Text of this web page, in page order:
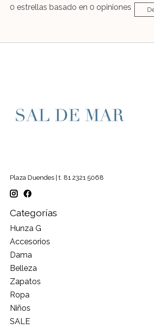
0 estrellas basado en 0 opiniones
Plaza Duendes | t. 81 2321 5068
Categorías
Hunza G
Accesorios
Dama
Belleza
Zapatos
Ropa
Niños
SALE